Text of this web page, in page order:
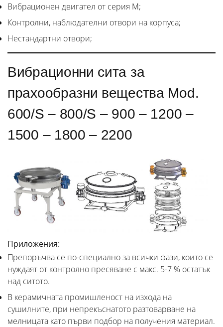
Вибрационен двигател от серия М;
Контролни, наблюдателни отвори на корпуса;
Нестандартни отвори;
Вибрационни сита за
прахообразни вещества Mod.
600/S – 800/S – 900 – 1200 –
1500 – 1800 – 2200
Приложения:
Препоръчва се по-специално за всички фази, които се
нуждаят от контролно пресяване с макс. 5-7 % остатък
над ситото.
В керамичната промишленост на изхода на
сушилните, при непрекъснатото разтоварване на
мелницата като първи подбор на получения материал.